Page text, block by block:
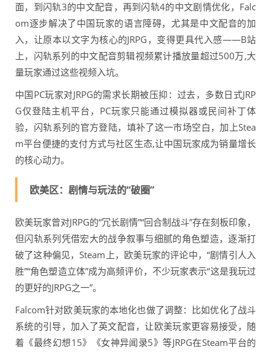
面，到闪轨3的中文配音，再到闪轨4的中文剧情优化，Falc
om逐步解决了中国玩家的语言障碍，尤其是中文配音的加
入，让原本以文字为核心的JRPG，变得更具代入感——B站
上，闪轨系列的中文配音剪辑视频累计播放量超过500万,大
量玩家通过这些视频入坑。
中国PC玩家对JRPG的需求长期被压抑：过去，多数日式JRP
G仅登陆主机平台，PC玩家只能通过模拟器或民间补丁体
验，闪轨系列的官方登陆，填补了这一市场空白，加上Stea
m平台便捷的支付方式与社区生态,让中国玩家成为销量增长
的核心动力。
欧美区：剧情与玩法的“破圈”
欧美玩家曾对JRPG的“冗长剧情”“回合制战斗”存在刻板印象，
但闪轨系列凭借宏大的战争叙事与细腻的角色塑造，逐渐打
破了这种偏见，Steam上，欧美玩家的评论中，“剧情引人入
胜”“角色塑造立体”成为高频评价，不少玩家表示“这是我玩过
的更好的JRPG之一”。
Falcom针对欧美玩家的本地化也做了调整：比如优化了战斗
系统的引导，加入了英文配音，让欧美玩家更容易接受，随
着《最终幻想15》《女神异闻录5》等JRPG在Steam平台的